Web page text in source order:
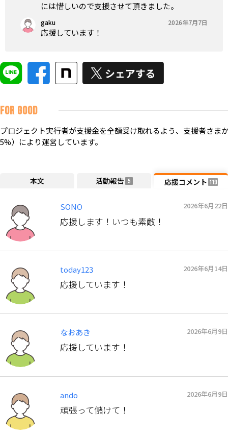
には惜しいので支援させて頂きました。
gaku 2026年7月7日
応援しています！
FOR GOOD
プロジェクト実行者が支援金を全額受け取れるよう、支援者さま
5%）により運営しています。
本文 活動報告 5 応援コメント 119
SONO 2026年6月22日
応援します！いつも素敵！
today123 2026年6月14日
応援しています！
なおあき 2026年6月9日
応援しています！
ando 2026年6月9日
頑張って儲けて！